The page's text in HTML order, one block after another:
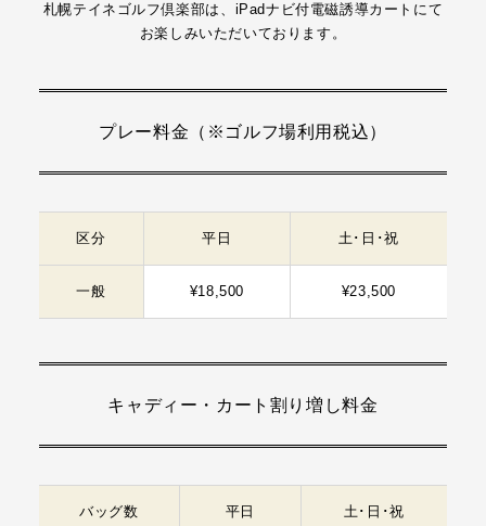
札幌テイネゴルフ倶楽部は、iPadナビ付電磁誘導カートにて
お楽しみいただいております。
プレー料金（※ゴルフ場利用税込）
区分 平日 土･日･祝
一般 ¥18,500 ¥23,500
キャディー・カート割り増し料金
バッグ数 平日 土･日･祝